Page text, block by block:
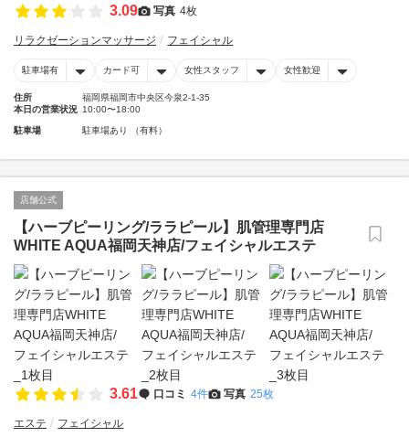
3.09 写真 4枚
リラクゼーションマッサージ フェイシャル
駐車場有 カード可 女性スタッフ 女性歓迎
住所
福岡県福岡市中央区今泉2-1-35
本日の営業状況 10:00〜18:00
駐車場 駐車場あり （有料）
店舗公式
【ハーブピーリング/ララピール】肌管理専門店
WHITE AQUA福岡天神店/フェイシャルエステ
3.61 口コミ 4件 写真 25枚
エステ フェイシャル